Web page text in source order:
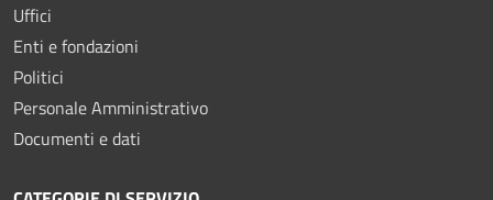
Uffici
Enti e fondazioni
Politici
Personale Amministrativo
Documenti e dati